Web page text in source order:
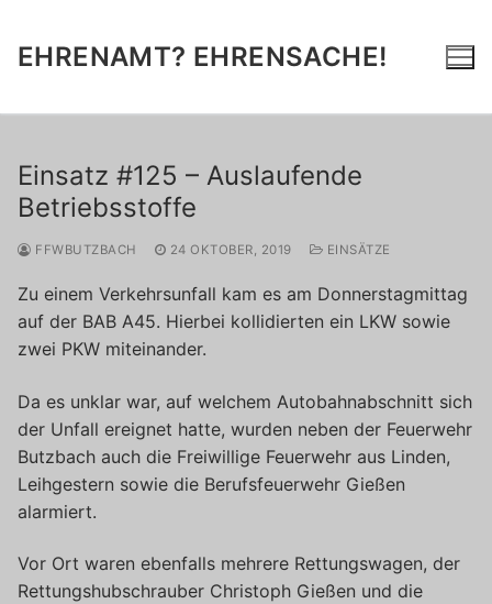
springen
EHRENAMT? EHRENSACHE!
Einsatz #125 – Auslaufende
Betriebsstoffe
FFWBUTZBACH 24 OKTOBER, 2019 EINSÄTZE
Zu einem Verkehrsunfall kam es am Donnerstagmittag
auf der BAB A45. Hierbei kollidierten ein LKW sowie
zwei PKW miteinander.
Da es unklar war, auf welchem Autobahnabschnitt sich
der Unfall ereignet hatte, wurden neben der Feuerwehr
Butzbach auch die Freiwillige Feuerwehr aus Linden,
Leihgestern sowie die Berufsfeuerwehr Gießen
alarmiert.
Vor Ort waren ebenfalls mehrere Rettungswagen, der
Rettungshubschrauber Christoph Gießen und die